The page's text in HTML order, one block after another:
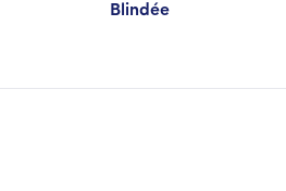
Blindée